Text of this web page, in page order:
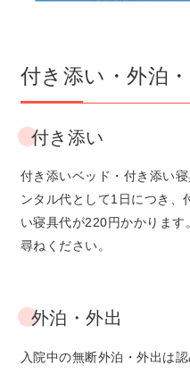
付き添い・外泊
付き添い
付き添いベッド・付き添い
ンタル代として1日につき、
い寝具代が220円かかりま
尋ねください。
外泊・外出
入院中の無断外泊・外出は